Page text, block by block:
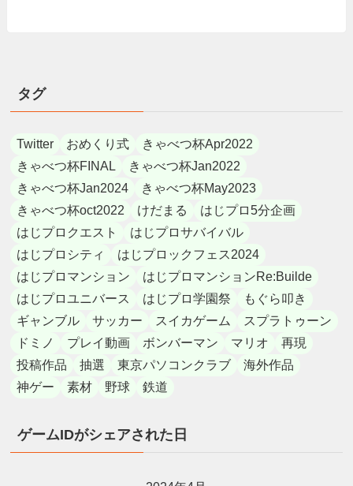
タグ
Twitter おめくり式
きゃべつ杯Apr2022
きゃべつ杯FINAL
きゃべつ杯Jan2022
きゃべつ杯Jan2024
きゃべつ杯May2023
きゃべつ杯oct2022
けだまる
はじプロ5分企画
はじプロクエスト
はじプロサバイバル
はじプロシティ
はじプロックフェス2024
はじプロマンション
はじプロマンションRe:Builde
はじプロユニバース
はじプロ学園祭
もぐら叩き
ギャンブル
サッカー スイカゲーム
スプラトゥーン
ドミノ
プレイ動画 ボンバーマン マリオ
再現
投稿作品
抽選 東京パソコンクラブ
海外作品
神ゲー
素材 野球 鉄道
ゲームIDがシェアされた日